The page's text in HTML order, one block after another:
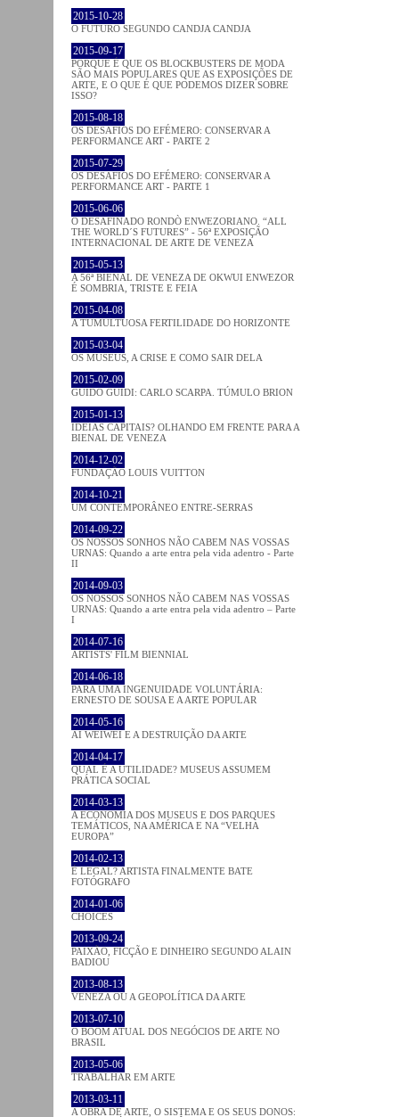
2015-10-28
O FUTURO SEGUNDO CANDJA CANDJA
2015-09-17
PORQUE É QUE OS BLOCKBUSTERS DE MODA
SÃO MAIS POPULARES QUE AS EXPOSIÇÕES DE
ARTE, E O QUE É QUE PODEMOS DIZER SOBRE
ISSO?
2015-08-18
OS DESAFIOS DO EFÉMERO: CONSERVAR A
PERFORMANCE ART - PARTE 2
2015-07-29
OS DESAFIOS DO EFÉMERO: CONSERVAR A
PERFORMANCE ART - PARTE 1
2015-06-06
O DESAFINADO RONDÒ ENWEZORIANO. “ALL
THE WORLD´S FUTURES” - 56ª EXPOSIÇÃO
INTERNACIONAL DE ARTE DE VENEZA
2015-05-13
A 56ª BIENAL DE VENEZA DE OKWUI ENWEZOR
É SOMBRIA, TRISTE E FEIA
2015-04-08
A TUMULTUOSA FERTILIDADE DO HORIZONTE
2015-03-04
OS MUSEUS, A CRISE E COMO SAIR DELA
2015-02-09
GUIDO GUIDI: CARLO SCARPA. TÚMULO BRION
2015-01-13
IDEIAS CAPITAIS? OLHANDO EM FRENTE PARA A
BIENAL DE VENEZA
2014-12-02
FUNDAÇÃO LOUIS VUITTON
2014-10-21
UM CONTEMPORÂNEO ENTRE-SERRAS
2014-09-22
OS NOSSOS SONHOS NÃO CABEM NAS VOSSAS
URNAS: Quando a arte entra pela vida adentro - Parte
II
2014-09-03
OS NOSSOS SONHOS NÃO CABEM NAS VOSSAS
URNAS: Quando a arte entra pela vida adentro – Parte
I
2014-07-16
ARTISTS' FILM BIENNIAL
2014-06-18
PARA UMA INGENUIDADE VOLUNTÁRIA:
ERNESTO DE SOUSA E A ARTE POPULAR
2014-05-16
AI WEIWEI E A DESTRUIÇÃO DA ARTE
2014-04-17
QUAL É A UTILIDADE? MUSEUS ASSUMEM
PRÁTICA SOCIAL
2014-03-13
A ECONOMIA DOS MUSEUS E DOS PARQUES
TEMÁTICOS, NA AMÉRICA E NA “VELHA
EUROPA”
2014-02-13
É LEGAL? ARTISTA FINALMENTE BATE
FOTÓGRAFO
2014-01-06
CHOICES
2013-09-24
PAIXÃO, FICÇÃO E DINHEIRO SEGUNDO ALAIN
BADIOU
2013-08-13
VENEZA OU A GEOPOLÍTICA DA ARTE
2013-07-10
O BOOM ATUAL DOS NEGÓCIOS DE ARTE NO
BRASIL
2013-05-06
TRABALHAR EM ARTE
2013-03-11
A OBRA DE ARTE, O SISTEMA E OS SEUS DONOS: